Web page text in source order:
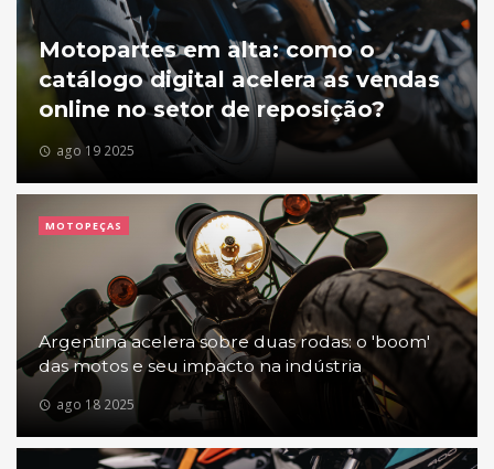
Motopartes em alta: como o
catálogo digital acelera as vendas
online no setor de reposição?
ago 19 2025
Argentina acelera sobre duas rodas: o 'boom'
das motos e seu impacto na indústria
ago 18 2025
MOTOPEÇAS